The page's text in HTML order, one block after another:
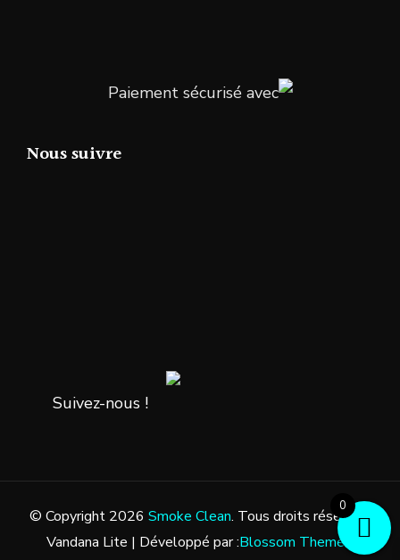
Paiement sécurisé avec
Nous suivre
Suivez-nous !
© Copyright 2026 Smoke Clean. Tous droits réservés.
Vandana Lite | Développé par :Blossom Themes
0